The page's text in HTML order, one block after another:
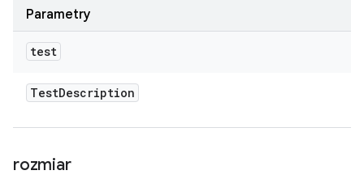
Parametry
test
TestDescription
rozmiar